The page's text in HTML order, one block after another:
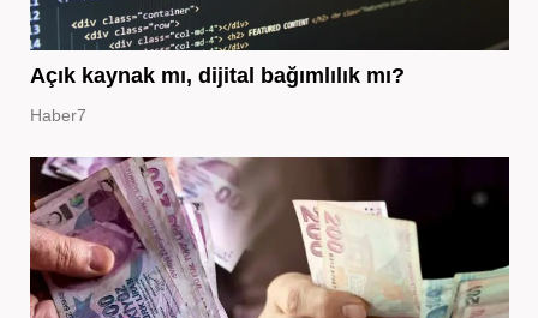
Açık kaynak mı, dijital bağımlılık mı?
Haber7